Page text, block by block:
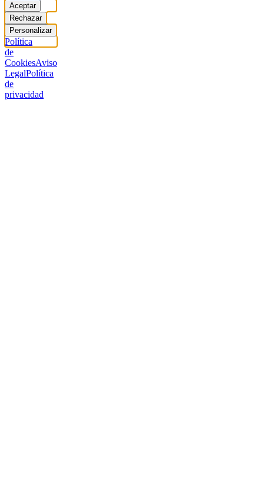
Aceptar
Rechazar
Personalizar
Política
de
CookiesAviso
LegalPolítica
de
privacidad